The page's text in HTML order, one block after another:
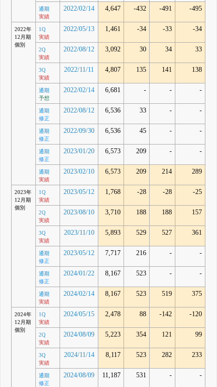
通期
実績
2022/02/14 4,647 -432 -491 -495
2022年
12月期
個別
1Q
実績
2022/05/13 1,461 -34 -33 -34
2Q
実績
2022/08/12 3,092 30 34 33
3Q
実績
2022/11/11 4,807 135 141 138
通期
予想
2022/02/14 6,681 - - -
通期
修正
2022/08/12 6,536 33 - -
通期
修正
2022/09/30 6,536 45 - -
通期
修正
2023/01/20 6,573 209 - -
通期
実績
2023/02/10 6,573 209 214 289
2023年
12月期
個別
1Q
実績
2023/05/12 1,768 -28 -28 -25
2Q
実績
2023/08/10 3,710 188 188 157
3Q
実績
2023/11/10 5,893 529 527 361
通期
修正
2023/05/12 7,717 216 - -
通期
修正
2024/01/22 8,167 523 - -
通期
実績
2024/02/14 8,167 523 519 375
2024年
12月期
個別
1Q
実績
2024/05/15 2,478 88 -142 -120
2Q
実績
2024/08/09 5,223 354 121 99
3Q
実績
2024/11/14 8,117 523 282 233
通期
修正
2024/08/09 11,187 531 - -